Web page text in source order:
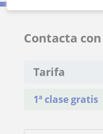
Contacta con
Tarifa
1ª clase gratis